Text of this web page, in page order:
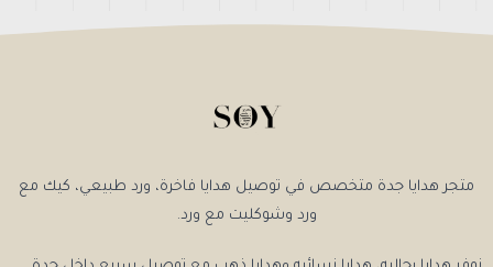
متجر هدايا جدة متخصص في توصيل هدايا فاخرة، ورد طبيعي، كيك مع
ورد وشوكليت مع ورد.